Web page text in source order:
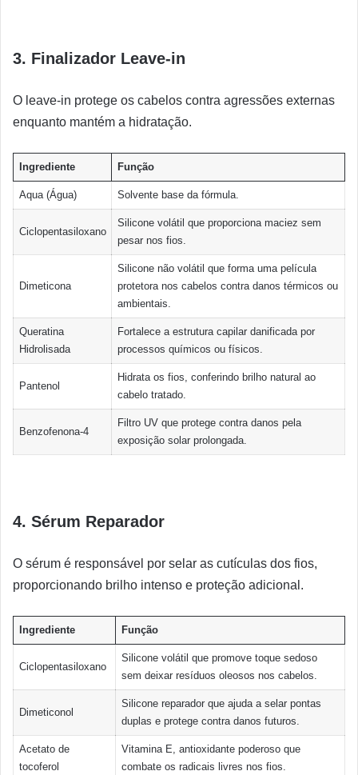
3. Finalizador Leave-in
O leave-in protege os cabelos contra agressões externas
enquanto mantém a hidratação.
Ingrediente Função
Aqua (Água) Solvente base da fórmula.
Ciclopentasiloxano
Silicone volátil que proporciona maciez sem
pesar nos fios.
Dimeticona
Silicone não volátil que forma uma película
protetora nos cabelos contra danos térmicos ou
ambientais.
Queratina
Hidrolisada
Fortalece a estrutura capilar danificada por
processos químicos ou físicos.
Pantenol
Hidrata os fios, conferindo brilho natural ao
cabelo tratado.
Benzofenona-4
Filtro UV que protege contra danos pela
exposição solar prolongada.
4. Sérum Reparador
O sérum é responsável por selar as cutículas dos fios,
proporcionando brilho intenso e proteção adicional.
Ingrediente Função
Ciclopentasiloxano
Silicone volátil que promove toque sedoso
sem deixar resíduos oleosos nos cabelos.
Dimeticonol
Silicone reparador que ajuda a selar pontas
duplas e protege contra danos futuros.
Acetato de
tocoferol
Vitamina E, antioxidante poderoso que
combate os radicais livres nos fios.